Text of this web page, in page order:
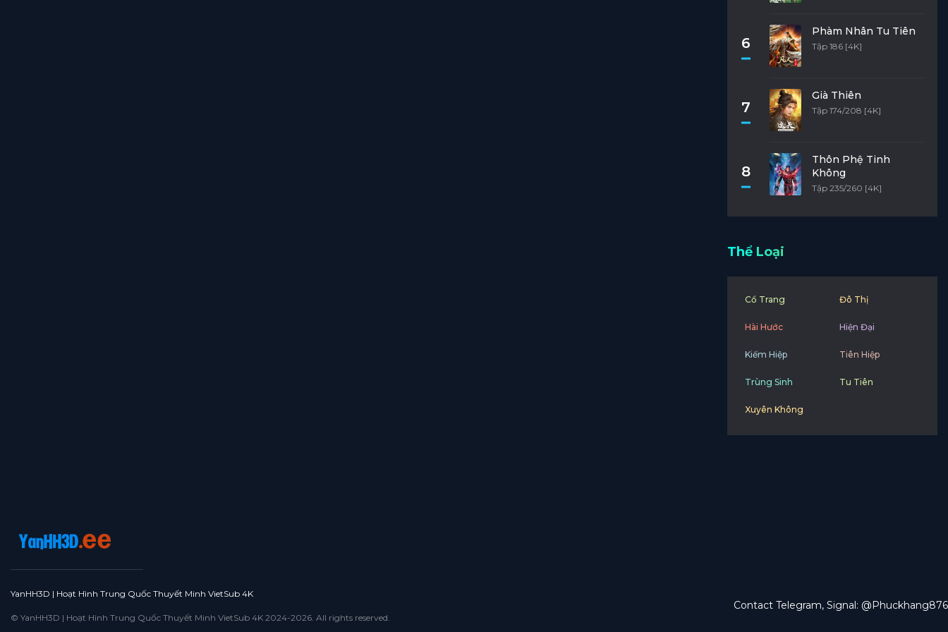
6
Phàm Nhân Tu Tiên
Tập 186 [4K]
7
Già Thiên
Tập 174/208 [4K]
8
Thôn Phệ Tinh
Không
Tập 235/260 [4K]
Thể Loại
Cổ Trang Đô Thị
Hài Hước Hiện Đại
Kiếm Hiệp Tiên Hiệp
Trùng Sinh Tu Tiên
Xuyên Không
YanHH3D | Hoạt Hình Trung Quốc Thuyết Minh VietSub 4K
Contact Telegram, Signal: @Phuckhang876
© YanHH3D | Hoạt Hình Trung Quốc Thuyết Minh VietSub 4K 2024-2026. All rights reserved.